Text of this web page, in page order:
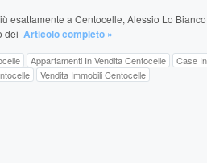
esattamente a Centocelle, Alessio Lo
dei Articolo completo »
Appartamenti In Vendita Centocelle
Case
Vendita Immobili Centocelle